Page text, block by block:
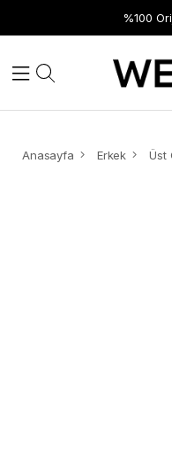
%100
Anasayfa Erkek Üst